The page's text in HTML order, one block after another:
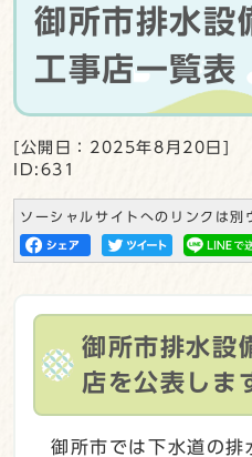
御所市排水設
工事店一覧表
[公開日：2025年8月20日]
ID:631
ソーシャルサイトへのリンクは別
御所市排水設
店を公表しま
御所市では下水道の排